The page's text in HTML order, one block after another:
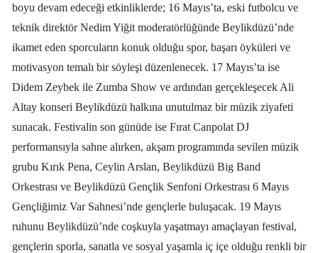
boyu devam edeceği etkinliklerde; 16 Mayıs’ta, eski futbolcu ve
teknik direktör Nedim Yiğit moderatörlüğünde Beylikdüzü’nde
ikamet eden sporcuların konuk olduğu spor, başarı öyküleri ve
motivasyon temalı bir söyleşi düzenlenecek. 17 Mayıs’ta ise
Didem Zeybek ile Zumba Show ve ardından gerçekleşecek Ali
Altay konseri Beylikdüzü halkına unutulmaz bir müzik ziyafeti
sunacak. Festivalin son günüde ise Fırat Canpolat DJ
performansıyla sahne alırken, akşam programında sevilen müzik
grubu Kırık Pena, Ceylin Arslan, Beylikdüzü Big Band
Orkestrası ve Beylikdüzü Gençlik Senfoni Orkestrası 6 Mayıs
Gençliğimiz Var Sahnesi’nde gençlerle buluşacak. 19 Mayıs
ruhunu Beylikdüzü’nde coşkuyla yaşatmayı amaçlayan festival,
gençlerin sporla, sanatla ve sosyal yaşamla iç içe olduğu renkli bir